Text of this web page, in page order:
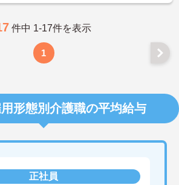
件中 1-17件を表示
1
形態別介護職の平均給与
正社員